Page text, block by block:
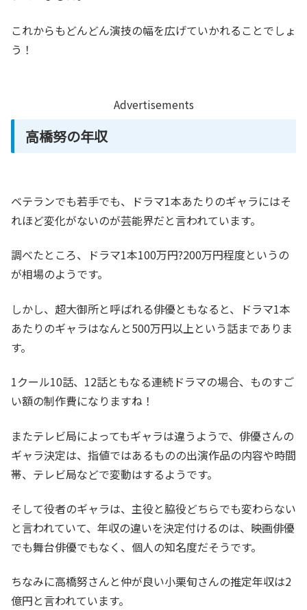
これからもどんどん演技の幅を広げていかれることでしょ
う！
Advertisements
高橋努の年収
ベテランでも若手でも、ドラマ1本あたりのギャラにはそ
れほど変化がないのが芸能界だと言われています。
調べたところ、ドラマ1本100万円?200万円程度というの
が相場のようです。
しかし、超大御所と呼ばれる俳優ともなると、ドラマ1本
あたりのギャラはなんと500万円以上という話までありま
す。
1クール10話、12話ともなる連続ドラマの場合、ものすご
い額の制作費になりますね！
またテレビ局によってもギャラは違うようで、俳優さんの
ギャラ決定は、指値ではあるものの出演作品の内容や時間
帯、テレビ局などで変動はするようです。
そして役者のギャラは、主役と脇役どちらでも変わらない
と言われていて、年収の違いを決定付けるのは、映画俳優
でも舞台俳優でもなく、個人の知名度だそうです。
ちなみに高橋努さんと仲が良い小栗旬さんの推定年収は2
億円と言われています。